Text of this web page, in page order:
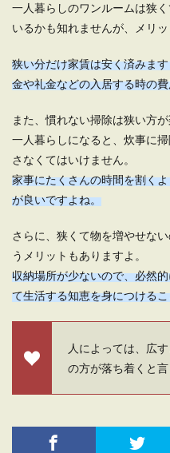
一人暮らしのワンルームは狭
いるかも知れませんが、メリ
狭い分だけ家賃は安く済みま
金や礼金などの入居する時の
また、慣れない掃除は狭い方
一人暮らしになると、炊事に
さなくてはいけません。
家事にたくさんの時間を割く
が良いですよね。
さらに、狭くて物を増やせな
うメリットもありますよ。
収納場所が少ないので、必然
て生活する知恵を身につける
人によっては、広
の方が落ち着くと言